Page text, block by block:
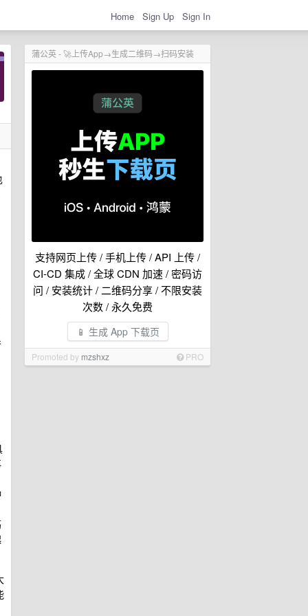
Home Sign Up Sign In
蒲公英 - 🚀上传App→生成二维码→扫码安装
支持网页上传 / 手机上传 / API 上传 /
CI-CD 集成 / 全球 CDN 加速 / 密码访
问 / 安装统计 / 二维码分享 / 不限安装
次数 / 永久免费
📱 生成 App 下载页
Promoted by mzshxz PRO